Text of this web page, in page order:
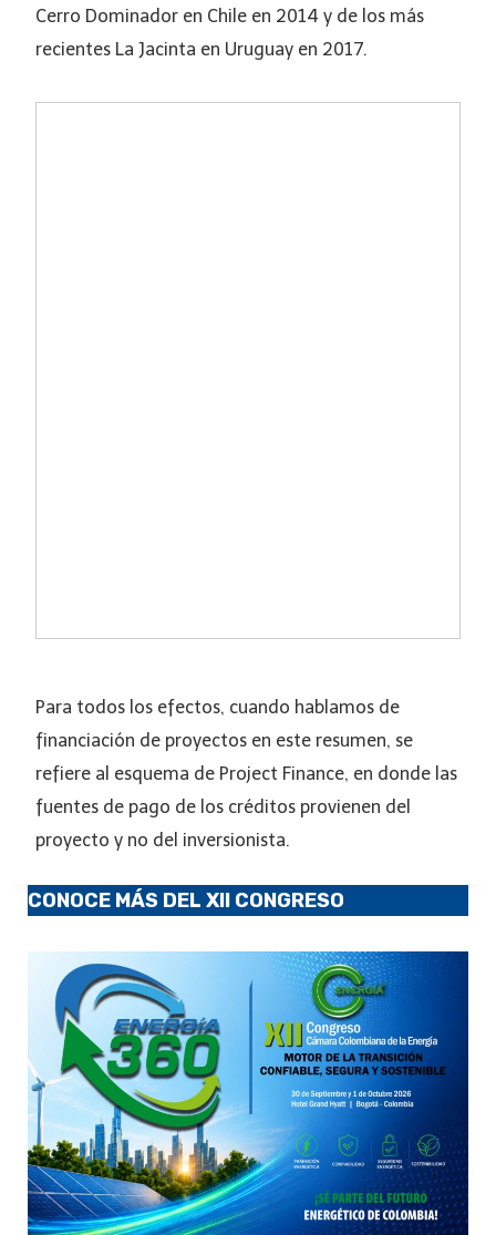
Cerro Dominador en Chile en 2014 y de los más
recientes La Jacinta en Uruguay en 2017.
Para todos los efectos, cuando hablamos de
financiación de proyectos en este resumen, se
refiere al esquema de Project Finance, en donde las
fuentes de pago de los créditos provienen del
proyecto y no del inversionista.
CONOCE MÁS DEL XII CONGRESO